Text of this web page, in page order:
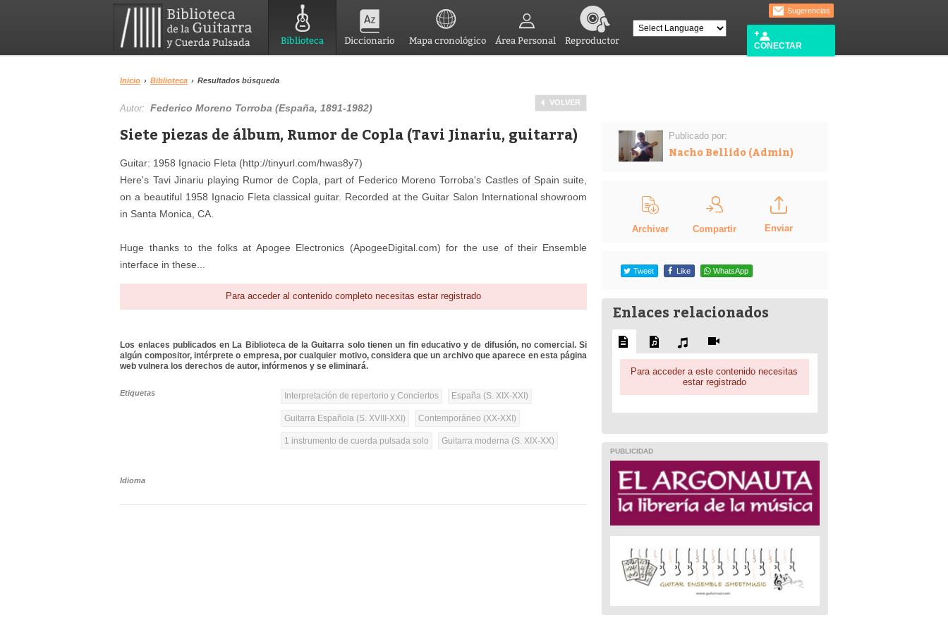
Biblioteca Diccionario Mapa cronológico Área Personal Reproductor
Sugerencias
CONECTAR
Inicio › Biblioteca › Resultados búsqueda
VOLVER
Autor:Federico Moreno Torroba (España, 1891-1982)
Siete piezas de álbum, Rumor de Copla (Tavi Jinariu, guitarra)
Guitar: 1958 Ignacio Fleta (http://tinyurl.com/hwas8y7)
Here's Tavi Jinariu playing Rumor de Copla, part of Federico Moreno Torroba's Castles of Spain suite,
on a beautiful 1958 Ignacio Fleta classical guitar. Recorded at the Guitar Salon International showroom
in Santa Monica, CA.
Huge thanks to the folks at Apogee Electronics (ApogeeDigital.com) for the use of their Ensemble
interface in these...
Para acceder al contenido completo necesitas estar registrado
Los enlaces publicados en La Biblioteca de la Guitarra solo tienen un fin educativo y de difusión, no comercial. Si
algún compositor, intérprete o empresa, por cualquier motivo, considera que un archivo que aparece en esta página
web vulnera los derechos de autor, infórmenos y se eliminará.
Etiquetas Interpretación de repertorio y Conciertos España (S. XIX-XXI)
Guitarra Española (S. XVIII-XXI) Contemporáneo (XX-XXI)
1 instrumento de cuerda pulsada solo Guitarra moderna (S. XIX-XX)
Idioma
Publicado por:
Nacho Bellido (Admin)
Archivar Compartir Enviar
Tweet Like WhatsApp
Enlaces relacionados
Para acceder a este contenido necesitas
estar registrado
PUBLICIDAD